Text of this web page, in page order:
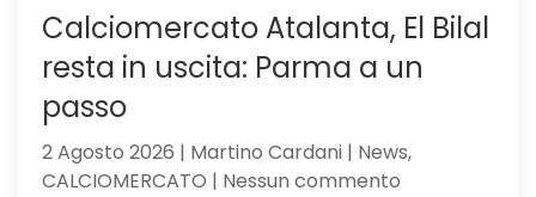
Calciomercato Atalanta, El Bilal
resta in uscita: Parma a un
passo
2 Agosto 2026 | Martino Cardani | News,
CALCIOMERCATO | Nessun commento